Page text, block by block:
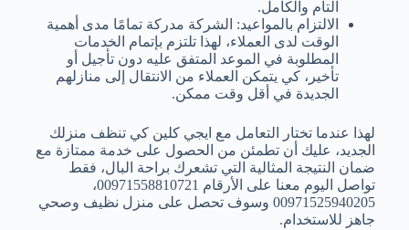
التام والكامل.
الالتزام بالمواعيد: الشركة مدركة تمامًا مدى أهمية
الوقت لدى العملاء، لهذا تلتزم بإتمام الخدمات
المطلوبة في الموعد المتفق عليه دون تأجيل أو
تأخير، كي يتمكن العملاء من الانتقال إلى منازلهم
الجديدة في أقل وقت ممكن.
لهذا عندما تختار التعامل مع ايجي كلين كي تنظف منزلك
الجديد، عليك أن تطمئن من الحصول على خدمة ممتازة مع
ضمان النتيجة المثالية التي تشعرك براحة البال، فقط
تواصل اليوم معنا على الأرقام 00971558810721،
00971525940205 وسوف تحصل على منزل نظيف وصحي
جاهز للاستخدام.